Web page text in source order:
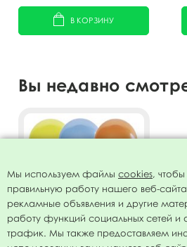
В КОРЗИНУ
Вы недавно
Мы используем файлы cookies,
правильную работу нашего веб-
рекламные объявления и другие
работу функций социальных сетей и
трафик. Мы также предоставляем